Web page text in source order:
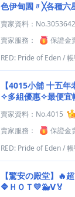
色伊甸園〃╳各種
賣家資料： No.3053642
賣家服務：
保證金
RED: Pride of Eden/
【4015小舖 十五
✧多組優惠✧最便宜
賣家資料： No.4015
賣家服務：
保證金
RED: Pride of Eden/
【驚安の殿堂】🔥
🔷ＨＯＴ💛🐳Ⅴ🏅